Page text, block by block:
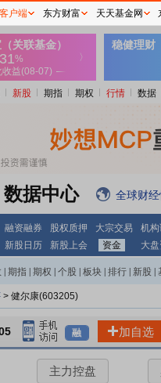
新股 期指 期权 行情 数据
数据中心 全球财
融资融券 股权质押 大宗交易 机
新股日历 新股上会 资金 大
期指 期权 个股 板块 排行 新股
> 健尔康(603205)
融 加自选
主力控盘
户端 东方财富 天天基金网